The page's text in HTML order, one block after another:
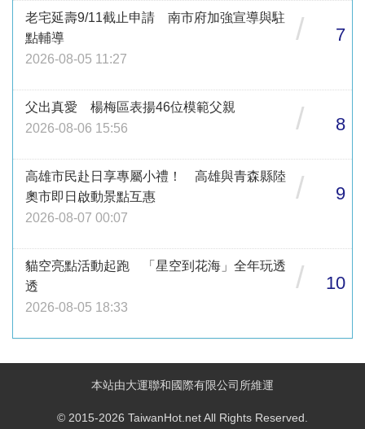
老宅延壽9/11截止申請 南市府加強宣導與駐
點輔導
2026-08-05 11:27
/ 7
父出真愛 楊梅區表揚46位模範父親
2026-08-06 15:56
/ 8
高雄市民赴日享專屬小禮！ 高雄與青森縣陸
奧市即日啟動景點互惠
2026-08-07 00:07
/ 9
貓空亮點活動起跑 「星空到花海」全年玩透
透
2026-08-05 18:33
/ 10
本站由大運聯和國際有限公司所維運
© 2015-2026 TaiwanHot.net All Rights Reserved.